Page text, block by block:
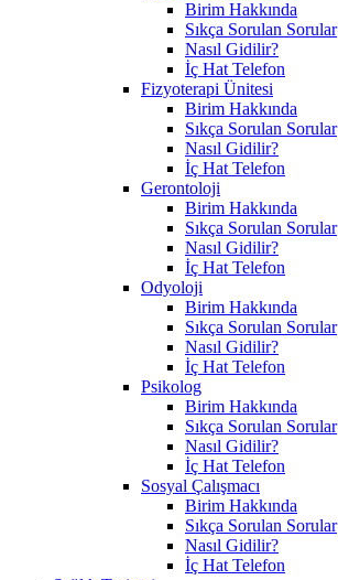
Birim Hakkında
Sıkça Sorulan Sorular
Nasıl Gidilir?
İç Hat Telefon
Fizyoterapi Ünitesi
Birim Hakkında
Sıkça Sorulan Sorular
Nasıl Gidilir?
İç Hat Telefon
Gerontoloji
Birim Hakkında
Sıkça Sorulan Sorular
Nasıl Gidilir?
İç Hat Telefon
Odyoloji
Birim Hakkında
Sıkça Sorulan Sorular
Nasıl Gidilir?
İç Hat Telefon
Psikolog
Birim Hakkında
Sıkça Sorulan Sorular
Nasıl Gidilir?
İç Hat Telefon
Sosyal Çalışmacı
Birim Hakkında
Sıkça Sorulan Sorular
Nasıl Gidilir?
İç Hat Telefon